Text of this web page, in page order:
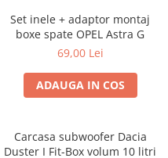
Set inele + adaptor montaj
boxe spate OPEL Astra G
69,00 Lei
ADAUGA IN COS
Carcasa subwoofer Dacia
Duster I Fit-Box volum 10 litri